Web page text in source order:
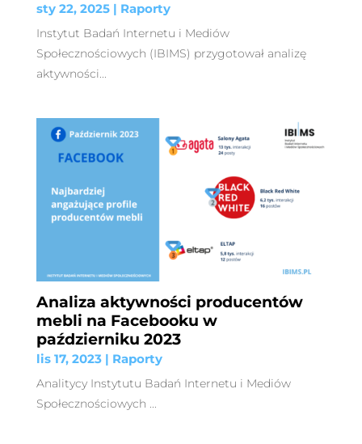
sty 22, 2025| Raporty
Instytut Badań Internetu i Mediów
Społecznościowych (IBIMS) przygotował analizę
aktywności...
Analiza aktywności producentów
mebli na Facebooku w
październiku 2023
lis 17, 2023| Raporty
Analitycy Instytutu Badań Internetu i Mediów
Społecznościowych ...